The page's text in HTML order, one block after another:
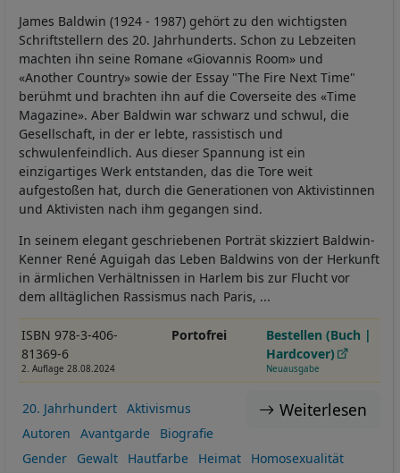
James Baldwin (1924 - 1987) gehört zu den wichtigsten
Schriftstellern des 20. Jahrhunderts. Schon zu Lebzeiten
machten ihn seine Romane «Giovannis Room» und
«Another Country» sowie der Essay "The Fire Next Time"
berühmt und brachten ihn auf die Coverseite des «Time
Magazine». Aber Baldwin war schwarz und schwul, die
Gesellschaft, in der er lebte, rassistisch und
schwulenfeindlich. Aus dieser Spannung ist ein
einzigartiges Werk entstanden, das die Tore weit
aufgestoßen hat, durch die Generationen von Aktivistinnen
und Aktivisten nach ihm gegangen sind.
In seinem elegant geschriebenen Porträt skizziert Baldwin-
Kenner René Aguigah das Leben Baldwins von der Herkunft
in ärmlichen Verhältnissen in Harlem bis zur Flucht vor
dem alltäglichen Rassismus nach Paris, ...
ISBN 978-3-406-
81369-6
2. Auflage 28.08.2024
Portofrei
Bestellen (Buch |
Hardcover)
Neuausgabe
Weiterlesen
20. Jahrhundert
Aktivismus
Autoren
Avantgarde
Biografie
Gender
Gewalt Hautfarbe Heimat
Homosexualität